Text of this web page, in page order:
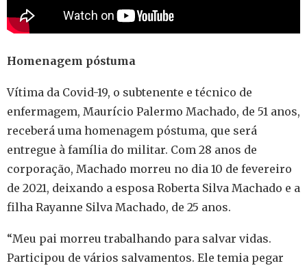
Homenagem póstuma
Vítima da Covid-19, o subtenente e técnico de
enfermagem, Maurício Palermo Machado, de 51 anos,
receberá uma homenagem póstuma, que será
entregue à família do militar. Com 28 anos de
corporação, Machado morreu no dia 10 de fevereiro
de 2021, deixando a esposa Roberta Silva Machado e a
filha Rayanne Silva Machado, de 25 anos.
“Meu pai morreu trabalhando para salvar vidas.
Participou de vários salvamentos. Ele temia pegar